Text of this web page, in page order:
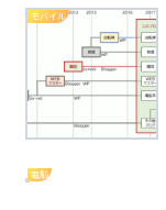
モバイル
電脳